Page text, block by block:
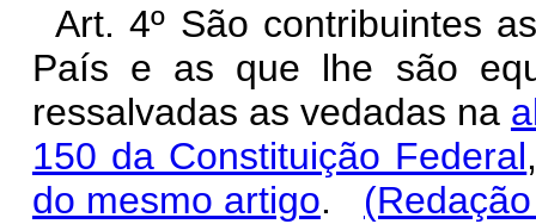
Art. 4º São contribuintes
País e as que lhe são
ressalvadas as vedadas na
150 da Constituição Federal
do mesmo artigo.